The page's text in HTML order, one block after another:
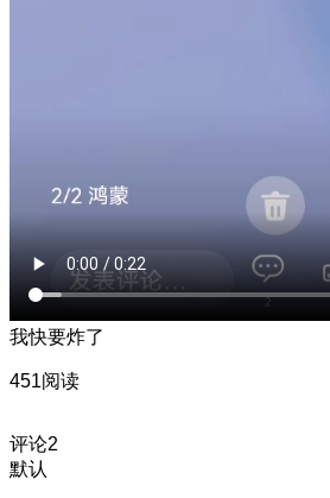
我快要炸了
451阅读
评论2
默认